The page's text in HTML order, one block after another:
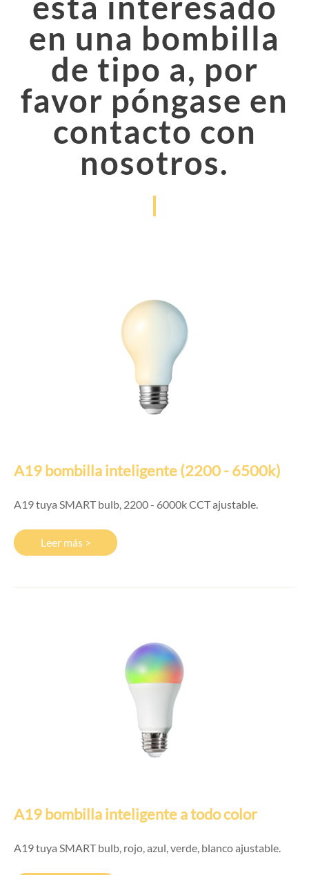
en una bombilla
de tipo a, por
favor póngase en
contacto con
nosotros.
A19 bombilla inteligente (2200 - 6500k)
A19 tuya SMART bulb, 2200 - 6000k CCT ajustable.
Leer más >
A19 bombilla inteligente a todo color
A19 tuya SMART bulb, rojo, azul, verde, blanco ajustable.